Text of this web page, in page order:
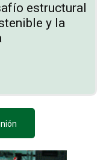
estructural
y la